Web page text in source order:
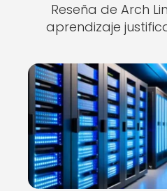
Reseña de Arch
aprendizaje